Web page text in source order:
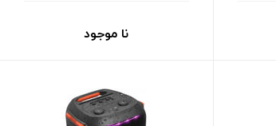
نا موجود